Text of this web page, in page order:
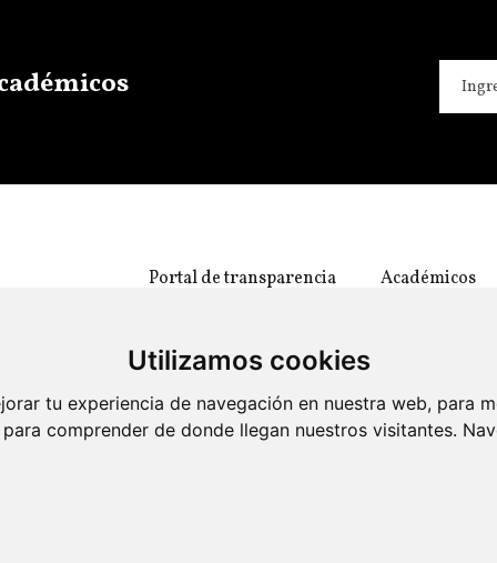
Utilizamos cookies
tu experiencia de navegación en nuestra web, para
comprender de donde llegan nuestros visitantes.
Portal de transparencia Académicos